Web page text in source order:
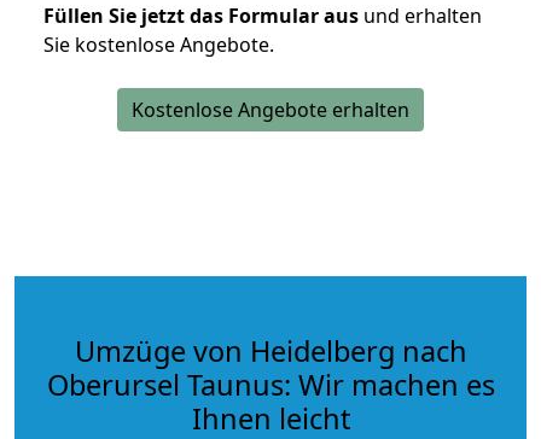
Füllen Sie jetzt das Formular aus und erhalten
Sie kostenlose Angebote.
Kostenlose Angebote erhalten
Umzüge von Heidelberg nach
Oberursel Taunus: Wir machen es
Ihnen leicht